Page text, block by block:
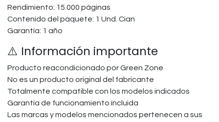
Rendimiento: 15.000 páginas
Contenido del paquete: 1 Und. Cian
Garantía: 1 año
⚠️ Información importante
Producto reacondicionado por Green Zone
No es un producto original del fabricante
Totalmente compatible con los modelos indicados
Garantía de funcionamiento incluida
Las marcas y modelos mencionados pertenecen a sus